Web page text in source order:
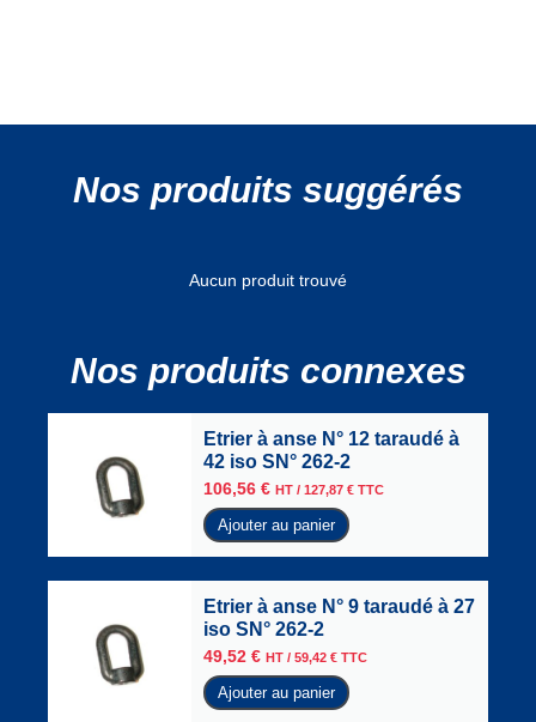
Nos produits suggérés
Aucun produit trouvé
Nos produits connexes
Etrier à anse N° 12 taraudé à
42 iso SN° 262-2
106,56 € HT / 127,87 € TTC
Ajouter au panier
Etrier à anse N° 9 taraudé à 27
iso SN° 262-2
49,52 € HT / 59,42 € TTC
Ajouter au panier